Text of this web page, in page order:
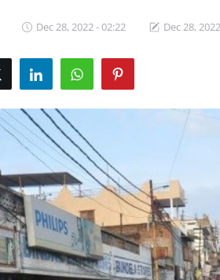
Dec 28, 2022 - 02:22 Dec 28,